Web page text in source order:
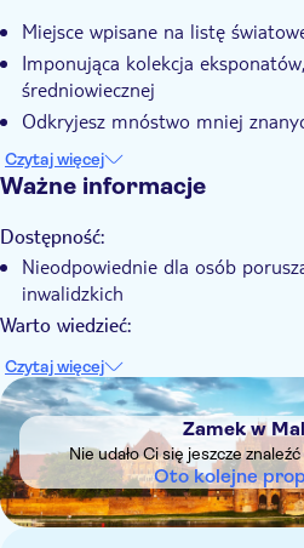
Z audioprzewodnikiem
Miejsce wpisane na listę
Imponująca kolekcja
średniowiecznej
Odkryjesz mnóstwo mniej
opowieści
Czytaj więcej
Ważne informacje
Dostępność:
Nieodpowiednie dla osób
inwalidzkich
Warto wiedzieć:
Dostępne są audioprzewodniki
niemieckim, rosyjskim,
czeskim, francuskim, włoskim,
języku migowym
Dzieci do 7 lat mają bezpłatny
bilet z numerem „0” w kasie
Bilety ulgowe są dostępne dla
Czytaj więcej
DSA1Zamek w Malborku
Zamek w
Nie udało Ci się jeszcze
Oto kolejne